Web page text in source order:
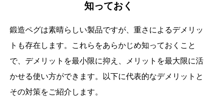
知っておく
鍛造ペグは素晴らしい製品ですが、重さによるデメリッ
トも存在します。これらをあらかじめ知っておくこと
で、デメリットを最小限に抑え、メリットを最大限に活
かせる使い方ができます。以下に代表的なデメリットと
その対策をご紹介します。